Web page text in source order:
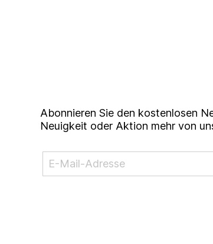
Abonnieren Sie den kostenlosen
Neuigkeit oder Aktion mehr von